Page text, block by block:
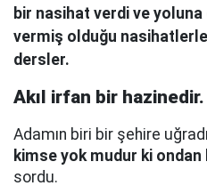
bir nasihat verdi ve yoluna
vermiş olduğu
dersler.
Akıl irfan bir hazinedir.
Adamın biri bir şehire
kimse yok mudur ki ondan
sordu.